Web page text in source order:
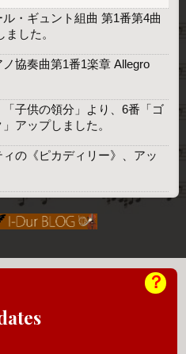
・ギュント組曲 第1番第4曲
した。
協奏曲第1番1楽章 Allegro
子供の領分」より、6番「ゴ
アップしました。
の《ピカディリー》、アッ
？